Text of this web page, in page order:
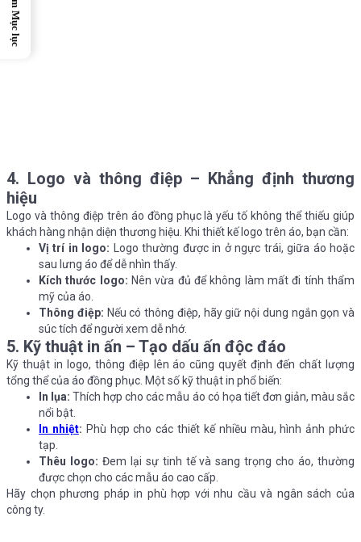
4. Logo và thông điệp – Khẳng định thương
hiệu
Logo và thông điệp trên áo đồng phục là yếu tố không thể thiếu giúp
khách hàng nhận diện thương hiệu. Khi thiết kế logo trên áo, bạn cần:
Vị trí in logo: Logo thường được in ở ngực trái, giữa áo hoặc
sau lưng áo để dễ nhìn thấy.
Kích thước logo: Nên vừa đủ để không làm mất đi tính thẩm
mỹ của áo.
Thông điệp: Nếu có thông điệp, hãy giữ nội dung ngắn gọn và
súc tích để người xem dễ nhớ.
5. Kỹ thuật in ấn – Tạo dấu ấn độc đáo
Kỹ thuật in logo, thông điệp lên áo cũng quyết định đến chất lượng
tổng thể của áo đồng phục. Một số kỹ thuật in phổ biến:
In lụa: Thích hợp cho các mẫu áo có họa tiết đơn giản, màu sắc
nổi bật.
In nhiệt: Phù hợp cho các thiết kế nhiều màu, hình ảnh phức
tạp.
Thêu logo: Đem lại sự tinh tế và sang trọng cho áo, thường
được chọn cho các mẫu áo cao cấp.
Hãy chọn phương pháp in phù hợp với nhu cầu và ngân sách của
công ty.
Xem Mục lục